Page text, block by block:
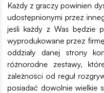
Każdy z graczy powinien
udostępnionymi przez
jeśli każdy z Was będzie
wyprodukowane przez
oddziały danej strony
różnorodne zestawy,
zależności od reguł
posiadać dowolnie wielkie